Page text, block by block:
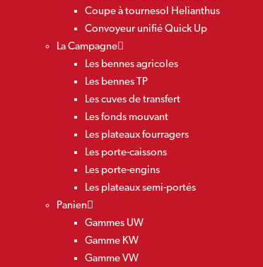
Coupe à tournesol Helianthus
Convoyeur unifié Quick Up
La Campagne
Les bennes agricoles
Les bennes TP
Les cuves de transfert
Les fonds mouvant
Les plateaux fourragers
Les porte-caissons
Les porte-engins
Les plateaux semi-portés
Panien
Gammes UW
Gamme KW
Gamme VW